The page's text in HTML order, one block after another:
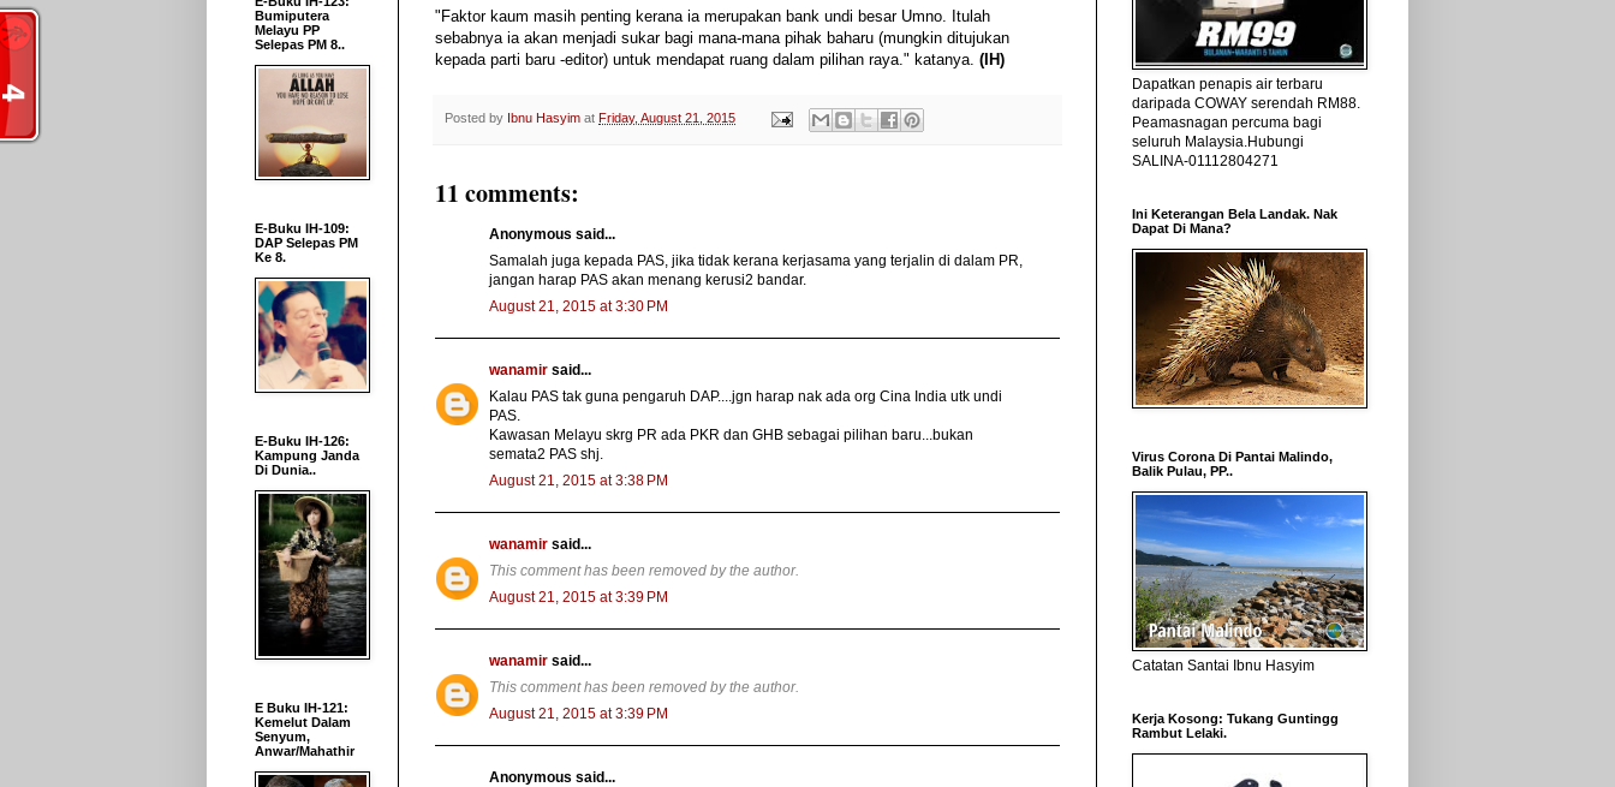
"Faktor kaum masih penting kerana ia merupakan bank undi besar Umno. Itulah
sebabnya ia akan menjadi sukar bagi mana-mana pihak baharu (mungkin ditujukan
kepada parti baru -editor) untuk mendapat ruang dalam pilihan raya." katanya. (IH)
Posted by Ibnu Hasyim at Friday, August 21, 2015
11 comments:
Anonymous said...
Samalah juga kepada PAS, jika tidak kerana kerjasama yang terjalin di dalam PR,
jangan harap PAS akan menang kerusi2 bandar.
August 21, 2015 at 3:30 PM
wanamir said...
Kalau PAS tak guna pengaruh DAP....jgn harap nak ada org Cina India utk undi
PAS.
Kawasan Melayu skrg PR ada PKR dan GHB sebagai pilihan baru...bukan
semata2 PAS shj.
August 21, 2015 at 3:38 PM
wanamir said...
This comment has been removed by the author.
August 21, 2015 at 3:39 PM
wanamir said...
This comment has been removed by the author.
August 21, 2015 at 3:39 PM
Anonymous said...
Bumiputera
Melayu PP
Selepas PM 8..
E-Buku IH-109:
DAP Selepas PM
Ke 8.
E-Buku IH-126:
Kampung Janda
Di Dunia..
E Buku IH-121:
Kemelut Dalam
Senyum,
Anwar/Mahathir
Dapatkan penapis air terbaru
daripada COWAY serendah RM88.
Peamasnagan percuma bagi
seluruh Malaysia.Hubungi
SALINA-01112804271
Ini Keterangan Bela Landak. Nak
Dapat Di Mana?
Virus Corona Di Pantai Malindo,
Balik Pulau, PP..
Catatan Santai Ibnu Hasyim
Kerja Kosong: Tukang Guntingg
Rambut Lelaki.